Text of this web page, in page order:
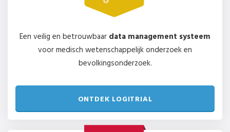
Een veilig en betrouwbaar data management systeem
voor medisch wetenschappelijk onderzoek en
bevolkingsonderzoek.
ONTDEK LOGITRIAL